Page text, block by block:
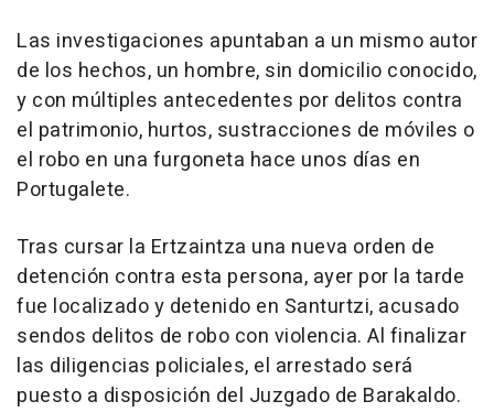
Las investigaciones apuntaban a un mismo autor
de los hechos, un hombre, sin domicilio conocido,
y con múltiples antecedentes por delitos contra
el patrimonio, hurtos, sustracciones de móviles o
el robo en una furgoneta hace unos días en
Portugalete.
Tras cursar la Ertzaintza una nueva orden de
detención contra esta persona, ayer por la tarde
fue localizado y detenido en Santurtzi, acusado
sendos delitos de robo con violencia. Al finalizar
las diligencias policiales, el arrestado será
puesto a disposición del Juzgado de Barakaldo.